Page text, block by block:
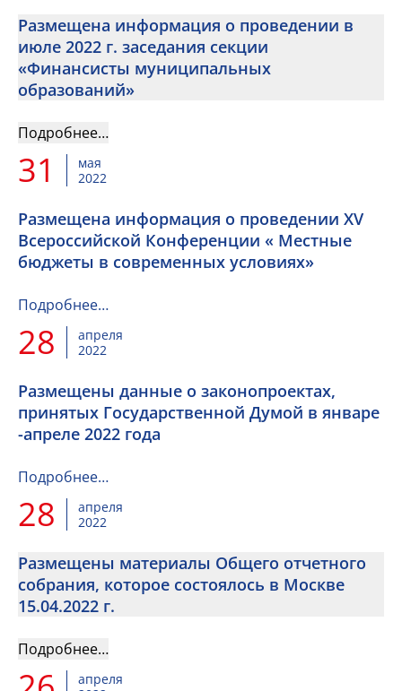
Размещена информация о проведении в
июле 2022 г. заседания секции
«Финансисты муниципальных
образований»
Подробнее…
31
мая
2022
Размещена информация о проведении XV
Всероссийской Конференции « Местные
бюджеты в современных условиях»
Подробнее…
28
апреля
2022
Размещены данные о законопроектах,
принятых Государственной Думой в январе
-апреле 2022 года
Подробнее…
28
апреля
2022
Размещены материалы Общего отчетного
собрания, которое состоялось в Москве
15.04.2022 г.
Подробнее…
апреля